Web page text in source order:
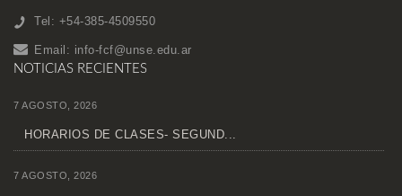
Tel: +54-385-4509550
Email: info-fcf@unse.edu.ar
NOTICIAS RECIENTES
7 AGOSTO, 2026
HORARIOS DE CLASES- SEGUND...
7 AGOSTO, 2026